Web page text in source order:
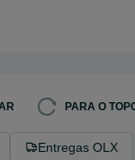
PARA O
Entregas OLX